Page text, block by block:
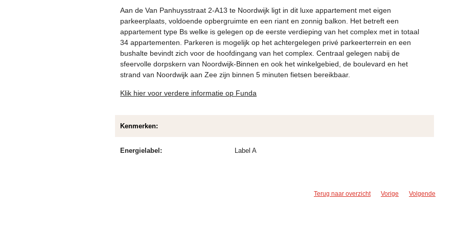
Aan de Van Panhuysstraat 2-A13 te Noordwijk ligt in dit luxe appartement met eigen
parkeerplaats, voldoende opbergruimte en een riant en zonnig balkon. Het betreft een
appartement type Bs welke is gelegen op de eerste verdieping van het complex met in totaal
34 appartementen. Parkeren is mogelijk op het achtergelegen privé parkeerterrein en een
bushalte bevindt zich voor de hoofdingang van het complex. Centraal gelegen nabij de
sfeervolle dorpskern van Noordwijk-Binnen en ook het winkelgebied, de boulevard en het
strand van Noordwijk aan Zee zijn binnen 5 minuten fietsen bereikbaar.
Klik hier voor verdere informatie op Funda
Kenmerken:
Energielabel: Label A
Terug naar overzicht Vorige Volgende